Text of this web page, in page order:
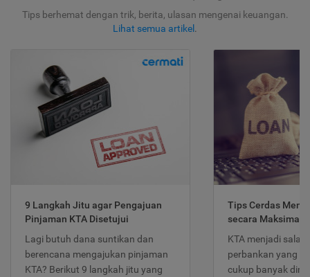
Tips berhemat dengan trik, berita, ulasan mengenai keuangan.
Lihat semua artikel .
9 Langkah Jitu agar Pengajuan
Pinjaman KTA Disetujui
Lagi butuh dana suntikan dan
berencana mengajukan pinjaman
KTA? Berikut 9 langkah jitu yang
Tips Cerdas
secara Maksimal
KTA menjadi
perbankan yang
cukup banyak